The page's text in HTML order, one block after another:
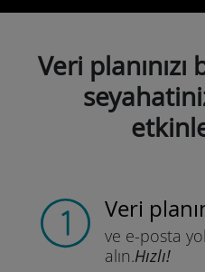
Veri
Veri
ve e-posta
alın.Hızlı!